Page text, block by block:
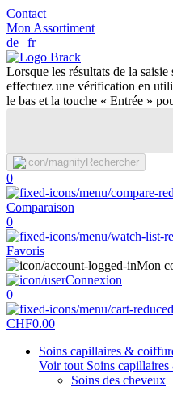
Contact
Mon Assortiment
de | fr
Lorsque les résultats de la
effectuez une vérification en
le bas et la touche « Entrée »
Rechercher
0
Comparaison
0
Favoris
Mon
Connexion
0
CHF0.00
Soins capillaires &
Voir tout Soins
Soins des cheveux